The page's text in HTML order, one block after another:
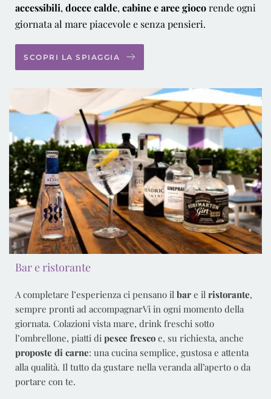
accessibili, docce calde, cabinee aree giocorende ogni
giornata al mare piacevole e senza pensieri.
SCOPRI LA SPIAGGIA
Bar e ristorante
A completare l’esperienza ci pensano il bar e il ristorante,
sempre pronti ad accompagnarVi in ogni momento della
giornata. Colazioni vista mare, drink freschi sotto
l’ombrellone, piatti di pesce fresco e, su richiesta, anche
proposte di carne: una cucina semplice, gustosa e attenta
alla qualità. Il tutto da gustare nella veranda all’aperto o da
portare con te.